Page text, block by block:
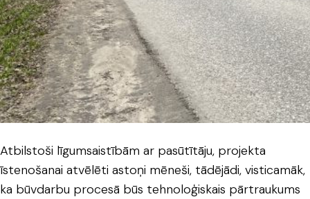
Atbilstoši līgumsaistībām ar pasūtītāju, projekta
īstenošanai atvēlēti astoņi mēneši, tādējādi, visticamāk,
ka būvdarbu procesā būs tehnoloģiskais pārtraukums